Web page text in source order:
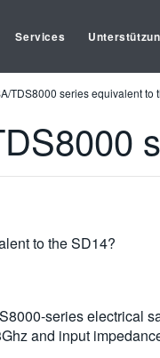
Services
TDS8000 series equivalent to
to the SD14?
series electrical
and input